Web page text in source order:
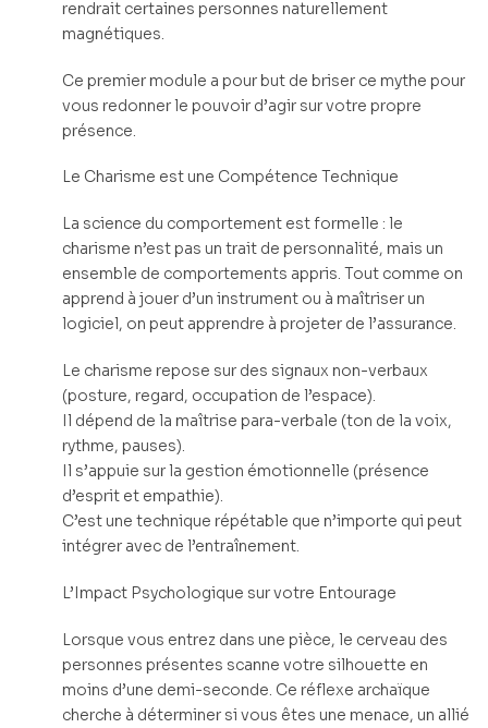
rendrait certaines personnes naturellement
magnétiques.
Ce premier module a pour but de briser ce mythe pour
vous redonner le pouvoir d’agir sur votre propre
présence.
Le Charisme est une Compétence Technique
La science du comportement est formelle : le
charisme n’est pas un trait de personnalité, mais un
ensemble de comportements appris. Tout comme on
apprend à jouer d’un instrument ou à maîtriser un
logiciel, on peut apprendre à projeter de l’assurance.
Le charisme repose sur des signaux non-verbaux
(posture, regard, occupation de l’espace).
Il dépend de la maîtrise para-verbale (ton de la voix,
rythme, pauses).
Il s’appuie sur la gestion émotionnelle (présence
d’esprit et empathie).
C’est une technique répétable que n’importe qui peut
intégrer avec de l’entraînement.
L’Impact Psychologique sur votre Entourage
Lorsque vous entrez dans une pièce, le cerveau des
personnes présentes scanne votre silhouette en
moins d’une demi-seconde. Ce réflexe archaïque
cherche à déterminer si vous êtes une menace, un allié